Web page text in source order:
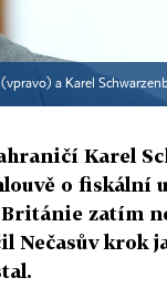
a Karel
Karel
o fiskální
Británie zatím
Nečasův krok